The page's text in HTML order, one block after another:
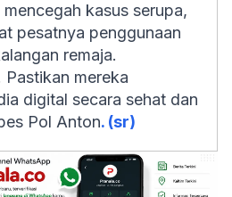
kasus serupa,
pesatnya penggunaan
remaja.
Pastikan mereka
digital secara sehat dan
Pol Anton. (sr)